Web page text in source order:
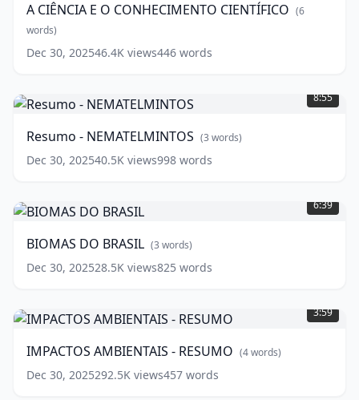
CONHECIMENTO
CIENTÍFICO
words)
A CIÊNCIA E O CONHECIMENTO CIENTÍFICO (6
words)
Dec 30, 202546.4K views446 words
-
NEMATELMINTOS ( 3
8:55
Resumo - NEMATELMINTOS (3 words)
Dec 30, 202540.5K views998 words
DO
BRASIL (3
6:39
BIOMAS DO BRASIL (3 words)
Dec 30, 202528.5K views825 words
AMBIENTAIS
-
words)
3:59
IMPACTOS AMBIENTAIS - RESUMO (4words)
Dec 30, 2025292.5K views457 words